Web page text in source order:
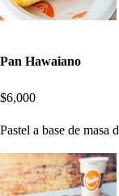
Pan Hawaiano
$6,000
Pastel a base de masa